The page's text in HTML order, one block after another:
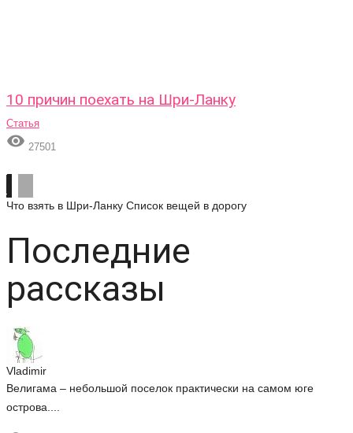
10 причин поехать на Шри-Ланку
Статья
 27501
Что взять в Шри-Ланку Список вещей в дорогу
Последние
рассказы
Vladimir
Велигама – небольшой поселок практически на самом юге
острова....